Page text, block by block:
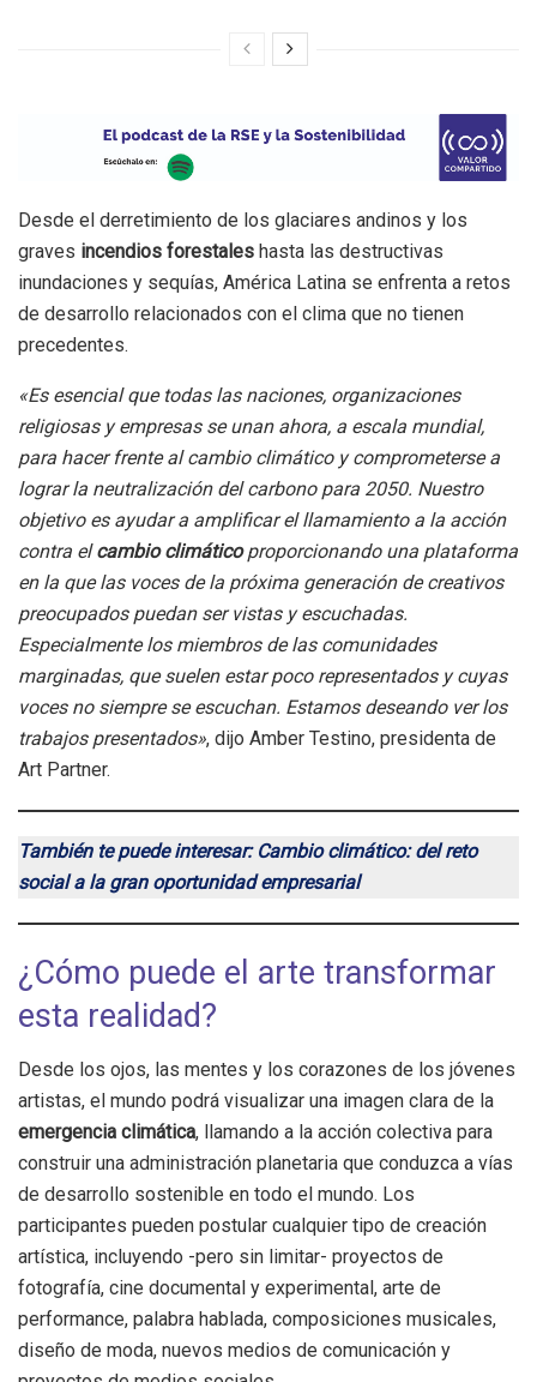
Desde el derretimiento de los glaciares andinos y los
graves incendios forestales hasta las destructivas
inundaciones y sequías, América Latina se enfrenta a retos
de desarrollo relacionados con el clima que no tienen
precedentes.
«Es esencial que todas las naciones, organizaciones
religiosas y empresas se unan ahora, a escala mundial,
para hacer frente al cambio climático y comprometerse a
lograr la neutralización del carbono para 2050. Nuestro
objetivo es ayudar a amplificar el llamamiento a la acción
contra elcambio climáticoproporcionando una plataforma
en la que las voces de la próxima generación de creativos
preocupados puedan ser vistas y escuchadas.
Especialmente los miembros de las comunidades
marginadas, que suelen estar poco representados y cuyas
voces no siempre se escuchan. Estamos deseando ver los
trabajos presentados», dijo Amber Testino, presidenta de
Art Partner.
También te puede interesar: Cambio climático: del reto
social a la gran oportunidad empresarial
¿Cómo puede el arte transformar
esta realidad?
Desde los ojos, las mentes y los corazones de los jóvenes
artistas, el mundo podrá visualizar una imagen clara de la
emergencia climática, llamando a la acción colectiva para
construir una administración planetaria que conduzca a vías
de desarrollo sostenible en todo el mundo. Los
participantes pueden postular cualquier tipo de creación
artística, incluyendo -pero sin limitar- proyectos de
fotografía, cine documental y experimental, arte de
performance, palabra hablada, composiciones musicales,
diseño de moda, nuevos medios de comunicación y